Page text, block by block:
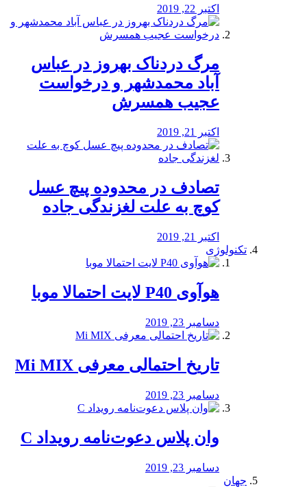
اکتبر 22, 2019
مرگ دردناک بهروز در عباس
آباد محمدشهر و درخواست
عجیب همسرش
اکتبر 21, 2019
تصادف در محدوده پیچ عسل
کوچ به علت لغزندگی جاده
اکتبر 21, 2019
تکنولوژی
هوآوی P40 لایت احتمالا موبا
دسامبر 23, 2019
تاریخ احتمالی معرفی Mi MIX
دسامبر 23, 2019
وان پلاس دعوت‌نامه رویداد C
دسامبر 23, 2019
جهان